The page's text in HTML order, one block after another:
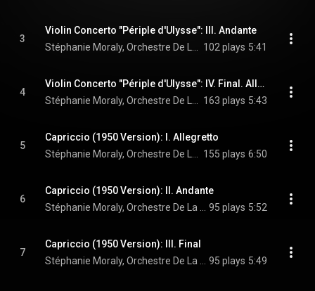
3
Violin Concerto "Périple d'Ulysse": III. Andante
102 plays 5:41
4
Violin Concerto "Périple d'Ulysse": IV. Final. Allegro
163 plays 5:43
5
Capriccio (1950 Version): I. Allegretto
155 plays 6:50
6
Capriccio (1950 Version): II. Andante
95 plays 5:52
7
Capriccio (1950 Version): III. Final
95 plays 5:49